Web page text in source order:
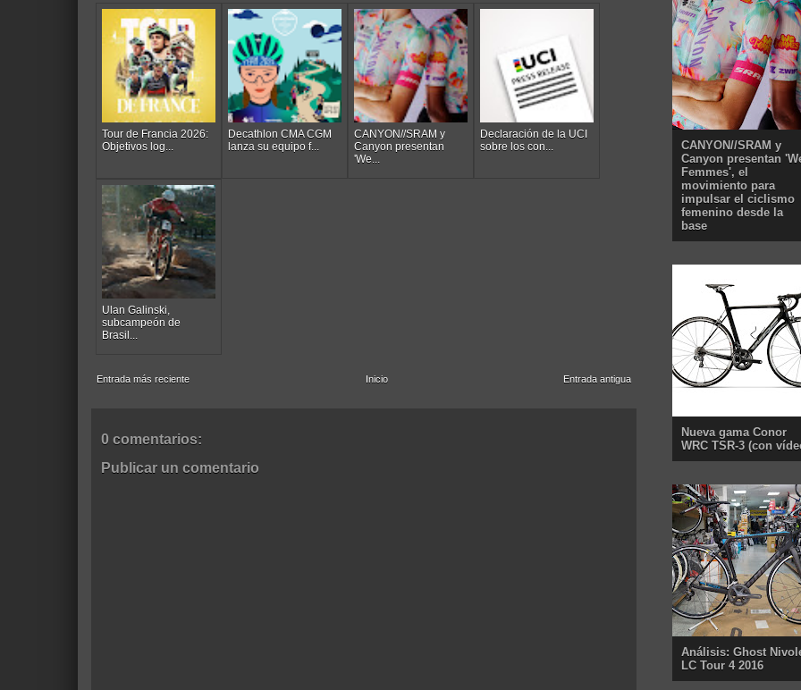
Tour de Francia 2026:
Objetivos log...
Decathlon CMA CGM
lanza su equipo f...
CANYON//SRAM y
Canyon presentan
'We...
Declaración de la UCI
sobre los con...
Ulan Galinski,
subcampeón de
Brasil...
Entrada más reciente Entrada antigua
Inicio
0 comentarios:
Publicar un comentario
CANYON//SRAM y
Canyon presentan
Femmes', el
movimiento para
impulsar el ciclismo
femenino desde la
base
Nueva gama Conor
WRC TSR-3 (con
Análisis: Ghost
LC Tour 4 2016